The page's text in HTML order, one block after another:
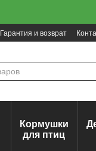
Гарантия и возврат
Кормушки
для птиц